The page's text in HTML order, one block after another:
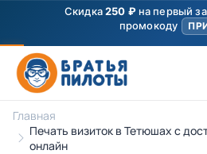
Скидка250 ₽на первый
промокоду
Главная
Печать визиток в Тетюшах с
онлайн